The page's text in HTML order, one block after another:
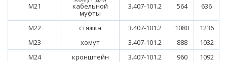
М21 кабельной
муфты
3.407-101.2 564 636
М22 стяжка 3.407-101.2 1080
1236
М23
хомут 3.407-101.2 888
1032
М24
кронштейн 3.407-101.2 960 1092